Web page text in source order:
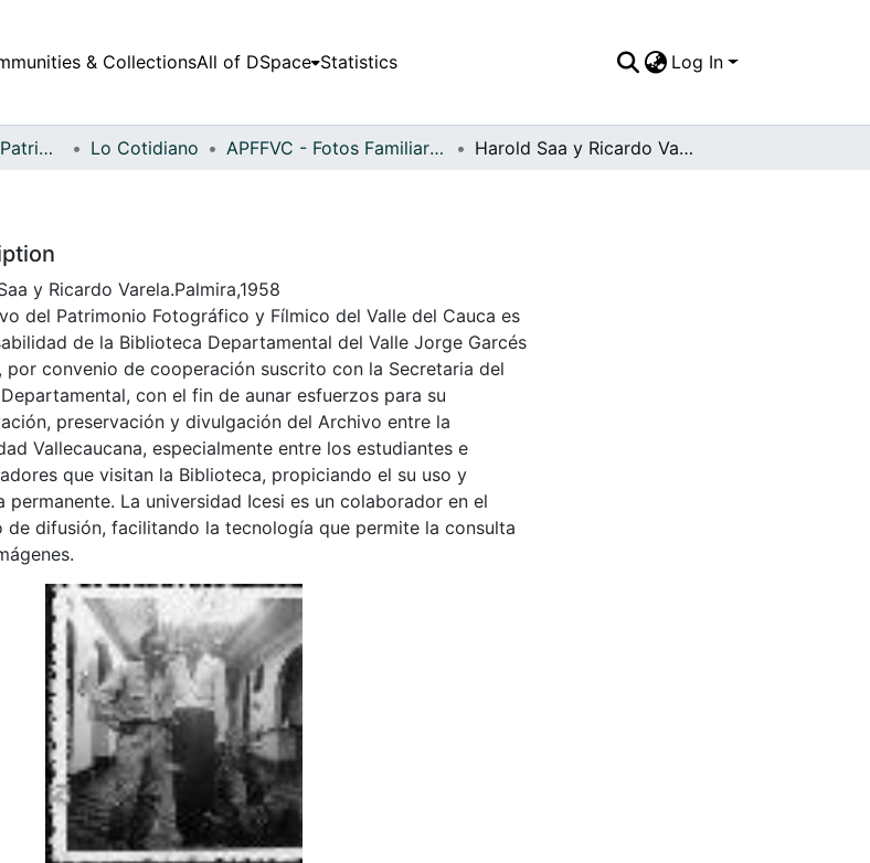
& CollectionsAll of DSpace Statistics Log In
Fondo Archivo del Patrimonio Fotográfico y Fílmico del Valle del Cauca Lo Cotidiano APFFVC - Fotos Familiares - Patrimonial Harold Saa y Ricardo Varela
y Ricardo Varela.Palmira,1958
del Patrimonio Fotográfico y Fílmico del Valle del Cauca es
de la Biblioteca Departamental del Valle Jorge Garcés
por convenio de cooperación suscrito con la Secretaria del
con el fin de aunar esfuerzos para su
preservación y divulgación del Archivo entre la
Vallecaucana, especialmente entre los estudiantes e
que visitan la Biblioteca, propiciando el su uso y
permanente. La universidad Icesi es un colaborador en el
de difusión, facilitando la tecnología que permite la consulta